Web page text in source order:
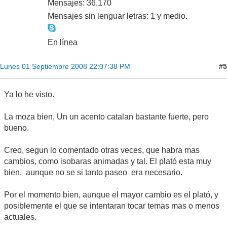
Mensajes: 36,170
Mensajes sin lenguar letras: 1 y medio.
En línea
Lunes 01 Septiembre 2008 22:07:38 PM #5
Ya lo he visto.
La moza bien, Un un acento catalan bastante fuerte, pero
bueno.
Creo, segun lo comentado otras veces, que habra mas
cambios, como isobaras animadas y tal. El plató esta muy
bien, aunque no se si tanto paseo era necesario.
Por el momento bien, aunque el mayor cambio es el plató, y
posiblemente el que se intentaran tocar temas mas o menos
actuales.